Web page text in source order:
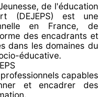
de l'éducation
(DEJEPS) est une
en France, de
des encadrants et
dans les domaines du
éducative.
capables
et encadrer des